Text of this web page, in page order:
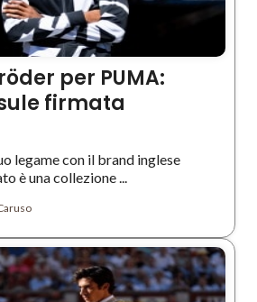
per PUMA:
firmata
legame con il brand inglese
è una collezione ...